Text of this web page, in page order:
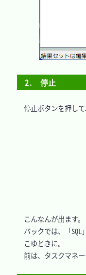
2.　停止
停止ボタンを押して
こんなんが出ます。
バックでは、「SQL
こゆときに。
前は、タスクマネー